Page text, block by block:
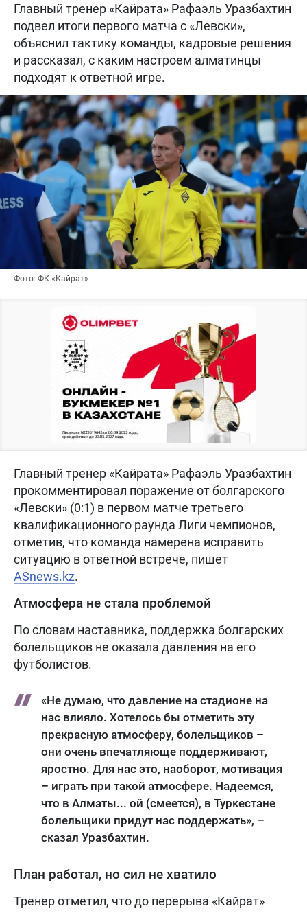
Главный тренер «Кайрата» Рафаэль Уразбахтин
подвел итоги первого матча с «Левски»,
объяснил тактику команды, кадровые решения
и рассказал, с каким настроем алматинцы
подходят к ответной игре.
Фото: ФК «Кайрат»
Главный тренер «Кайрата» Рафаэль Уразбахтин
прокомментировал поражение от болгарского
«Левски» (0:1) в первом матче третьего
квалификационного раунда Лиги чемпионов,
отметив, что команда намерена исправить
ситуацию в ответной встрече, пишет
ASnews.kz.
Атмосфера не стала проблемой
По словам наставника, поддержка болгарских
болельщиков не оказала давления на его
футболистов.
«Не думаю, что давление на стадионе на
нас влияло. Хотелось бы отметить эту
прекрасную атмосферу, болельщиков –
они очень впечатляюще поддерживают,
яростно. Для нас это, наоборот, мотивация
– играть при такой атмосфере. Надеемся,
что в Алматы... ой (смеется), в Туркестане
болельщики придут нас поддержать», –
сказал Уразбахтин.
План работал, но сил не хватило
Тренер отметил, что до перерыва «Кайрат»